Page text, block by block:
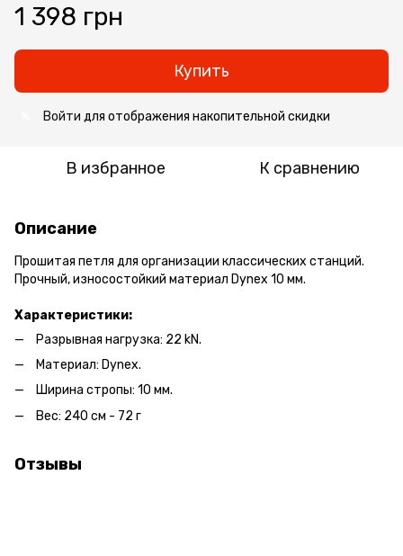
1 398 грн
Купить
Войти для отображения накопительной скидки
В избранное К сравнению
Описание
Прошитая петля для организации классических станций.
Прочный, износостойкий материал Dynex 10 мм.
Характеристики:
Разрывная нагрузка: 22 kN.
Материал: Dynex.
Ширина стропы: 10 мм.
Вес: 240 см - 72 г
Отзывы